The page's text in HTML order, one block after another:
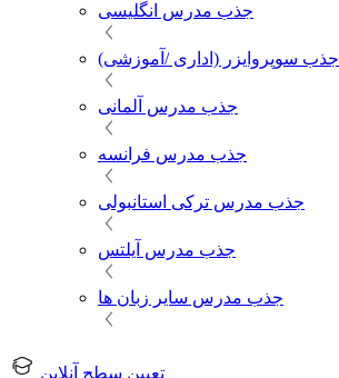
جذب مدرس انگلیسی
جذب سوپروایزر (اداری /آموزشی)
جذب مدرس آلمانی
جذب مدرس فرانسه
جذب مدرس ترکی استانبولی
جذب مدرس آیلتس
جذب مدرس سایر زبان ها
تعیین سطح آنلاین